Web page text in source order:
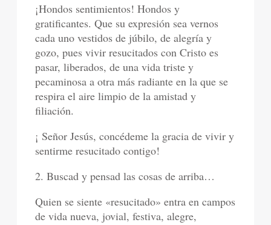
¡Hondos sentimientos! Hondos y
gratificantes. Que su expresión sea vernos
cada uno vestidos de júbilo, de alegría y
gozo, pues vivir resucitados con Cristo es
pasar, liberados, de una vida triste y
pecaminosa a otra más radiante en la que se
respira el aire limpio de la amistad y
filiación.
¡ Señor Jesús, concédeme la gracia de vivir y
sentirme resucitado contigo!
2. Buscad y pensad las cosas de arriba…
Quien se siente «resucitado» entra en campos
de vida nueva, jovial, festiva, alegre,